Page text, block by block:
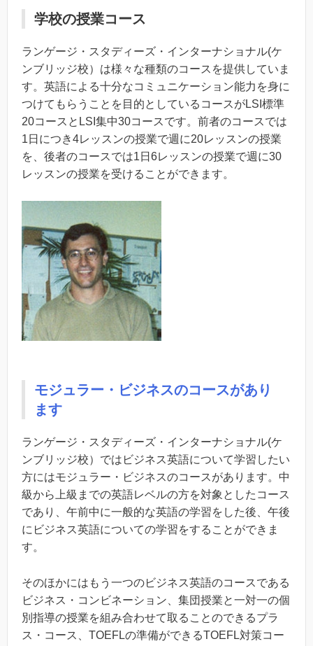
学校の授業コース
ランゲージ・スタディーズ・インターナショナル(ケ
ンブリッジ校）は様々な種類のコースを提供していま
す。英語による十分なコミュニケーション能力を身に
つけてもらうことを目的としているコースがLSI標準
20コースとLSI集中30コースです。前者のコースでは
1日につき4レッスンの授業で週に20レッスンの授業
を、後者のコースでは1日6レッスンの授業で週に30
レッスンの授業を受けることができます。
モジュラー・ビジネスのコースがあり
ます
ランゲージ・スタディーズ・インターナショナル(ケ
ンブリッジ校）ではビジネス英語について学習したい
方にはモジュラー・ビジネスのコースがあります。中
級から上級までの英語レベルの方を対象としたコース
であり、午前中に一般的な英語の学習をした後、午後
にビジネス英語についての学習をすることができま
す。
そのほかにはもう一つのビジネス英語のコースである
ビジネス・コンビネーション、集団授業と一対一の個
別指導の授業を組み合わせて取ることのできるプラ
ス・コース、TOEFLの準備ができるTOEFL対策コー